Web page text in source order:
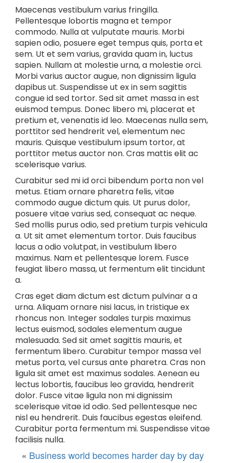
Maecenas vestibulum varius fringilla.
Pellentesque lobortis magna et tempor
commodo. Nulla at vulputate mauris. Morbi
sapien odio, posuere eget tempus quis, porta et
sem. Ut et sem varius, gravida quam in, luctus
sapien. Nullam at molestie urna, a molestie orci.
Morbi varius auctor augue, non dignissim ligula
dapibus ut. Suspendisse ut ex in sem sagittis
congue id sed tortor. Sed sit amet massa in est
euismod tempus. Donec libero mi, placerat et
pretium et, venenatis id leo. Maecenas nulla sem,
porttitor sed hendrerit vel, elementum nec
mauris. Quisque vestibulum ipsum tortor, at
porttitor metus auctor non. Cras mattis elit ac
scelerisque varius.
Curabitur sed mi id orci bibendum porta non vel
metus. Etiam ornare pharetra felis, vitae
commodo augue dictum quis. Ut purus dolor,
posuere vitae varius sed, consequat ac neque.
Sed mollis purus odio, sed pretium turpis vehicula
a. Ut sit amet elementum tortor. Duis faucibus
lacus a odio volutpat, in vestibulum libero
maximus. Nam et pellentesque lorem. Fusce
feugiat libero massa, ut fermentum elit tincidunt
a.
Cras eget diam dictum est dictum pulvinar a a
urna. Aliquam ornare nisi lacus, in tristique ex
rhoncus non. Integer sodales turpis maximus
lectus euismod, sodales elementum augue
malesuada. Sed sit amet sagittis mauris, et
fermentum libero. Curabitur tempor massa vel
metus porta, vel cursus ante pharetra. Cras non
ligula sit amet est maximus sodales. Aenean eu
lectus lobortis, faucibus leo gravida, hendrerit
dolor. Fusce vitae ligula non mi dignissim
scelerisque vitae id odio. Sed pellentesque nec
nisl eu hendrerit. Duis faucibus egestas eleifend.
Curabitur porta fermentum mi. Suspendisse vitae
facilisis nulla.
« Business world becomes harder day by day